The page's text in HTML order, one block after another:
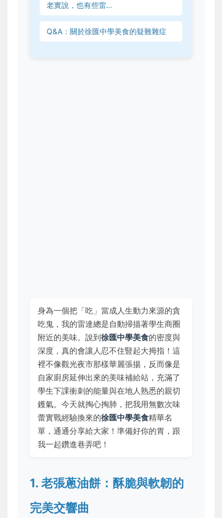
老實說，也有些雷...
Q&A：關於徐匯中學美食的疑難雜症
身為一個把「吃」當成人生動力來源的貪
吃鬼，我的雷達總是自動掃描著學生商圈
附近的美味。說到徐匯中學美食的密度與
深度，真的會讓人忍不住豎起大拇指！這
裡不像觀光夜市那樣華麗張揚，反而像是
自家廚房延伸出來的美味補給站，充滿了
學生下課衝刺的能量與在地人熟悉的親切
鑊氣。今天就掏心掏肺，把我用無數次味
蕾實戰經驗換來的徐匯中學美食精華名
單，通通分享給大家！準備好你的胃，跟
我一起鑽進巷弄吧！
1. 老張蔥油餅：酥脆與軟韌的
完美交響曲